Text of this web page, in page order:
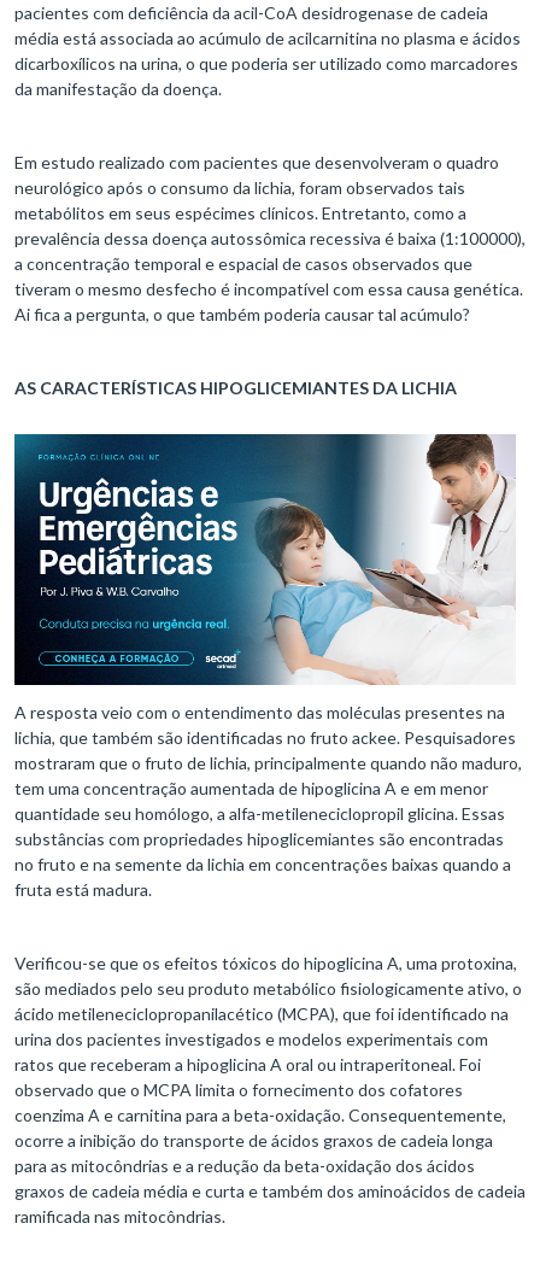
pacientes com deficiência da acil-CoA desidrogenase de cadeia
média está associada ao acúmulo de acilcarnitina no plasma e ácidos
dicarboxílicos na urina, o que poderia ser utilizado como marcadores
da manifestação da doença.
Em estudo realizado com pacientes que desenvolveram o quadro
neurológico após o consumo da lichia, foram observados tais
metabólitos em seus espécimes clínicos. Entretanto, como a
prevalência dessa doença autossômica recessiva é baixa (1:100000),
a concentração temporal e espacial de casos observados que
tiveram o mesmo desfecho é incompatível com essa causa genética.
Ai fica a pergunta, o que também poderia causar tal acúmulo?
AS CARACTERÍSTICAS HIPOGLICEMIANTES DA LICHIA
A resposta veio com o entendimento das moléculas presentes na
lichia, que também são identificadas no fruto ackee. Pesquisadores
mostraram que o fruto de lichia, principalmente quando não maduro,
tem uma concentração aumentada de hipoglicina A e em menor
quantidade seu homólogo, a alfa-metileneciclopropil glicina. Essas
substâncias com propriedades hipoglicemiantes são encontradas
no fruto e na semente da lichia em concentrações baixas quando a
fruta está madura.
Verificou-se que os efeitos tóxicos do hipoglicina A, uma protoxina,
são mediados pelo seu produto metabólico fisiologicamente ativo, o
ácido metileneciclopropanilacético (MCPA), que foi identificado na
urina dos pacientes investigados e modelos experimentais com
ratos que receberam a hipoglicina A oral ou intraperitoneal. Foi
observado que o MCPA limita o fornecimento dos cofatores
coenzima A e carnitina para a beta-oxidação. Consequentemente,
ocorre a inibição do transporte de ácidos graxos de cadeia longa
para as mitocôndrias e a redução da beta-oxidação dos ácidos
graxos de cadeia média e curta e também dos aminoácidos de cadeia
ramificada nas mitocôndrias.